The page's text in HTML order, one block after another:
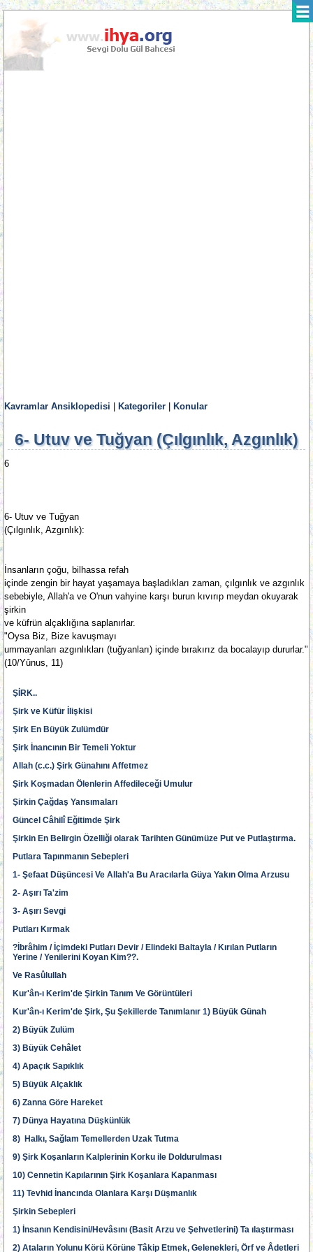
Kavramlar Ansiklopedisi Kategoriler Konular
6- Utuv ve Tuğyan (Çılgınlık, Azgınlık)
6
6- Utuv ve Tuğyan
(Çılgınlık, Azgınlık):
İnsanların çoğu, bilhassa refah
içinde zengin bir hayat yaşamaya başladıkları zaman, çılgınlık ve azgınlık
sebebiyle, Allah'a ve O'nun vahyine karşı burun kıvırıp meydan okuyarak
şirkin
ve küfrün alçaklığına saplanırlar.
"Oysa Biz, Bize kavuşmayı
ummayanları azgınlıkları (tuğyanları) içinde bırakırız da bocalayıp dururlar."
(10/Yûnus, 11)
ŞİRK..
Şirk ve Küfür İlişkisi
Şirk En Büyük Zulümdür
Şirk İnancının Bir Temeli Yoktur
Allah (c.c.) Şirk Günahını Affetmez
Şirk Koşmadan Ölenlerin Affedileceği Umulur
Şirkin Çağdaş Yansımaları
Güncel Câhilî Eğitimde Şirk
Şirkin En Belirgin Özelliği olarak Tarihten Günümüze Put ve Putlaştırma.
Putlara Tapınmanın Sebepleri
1- Şefaat Düşüncesi Ve Allah'a Bu Aracılarla Güya Yakın Olma Arzusu
2- Aşırı Ta'zim
3- Aşırı Sevgi
Putları Kırmak
?İbrâhim / İçimdeki Putları Devir / Elindeki Baltayla / Kırılan Putların
Yerine / Yenilerini Koyan Kim??.
Ve Rasûlullah
Kur'ân-ı Kerim'de Şirkin Tanım Ve Görüntüleri
Kur'ân-ı Kerim'de Şirk, Şu Şekillerde Tanımlanır 1) Büyük Günah
2) Büyük Zulüm
3) Büyük Cehâlet
4) Apaçık Sapıklık
5) Büyük Alçaklık
6) Zanna Göre Hareket
7) Dünya Hayatına Düşkünlük
8) Halkı, Sağlam Temellerden Uzak Tutma
9) Şirk Koşanların Kalplerinin Korku ile Doldurulması
10) Cennetin Kapılarının Şirk Koşanlara Kapanması
11) Tevhid İnancında Olanlara Karşı Düşmanlık
Şirkin Sebepleri
1) İnsanın Kendisini/Hevâsını (Basit Arzu ve Şehvetlerini) Ta ılaştırması
2) Ataların Yolunu Körü Körüne Tâkip Etmek, Gelenekleri, Örf ve Âdetleri